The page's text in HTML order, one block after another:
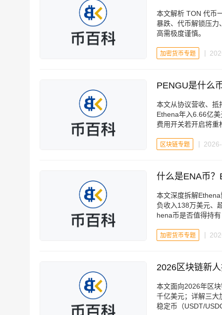
本文解析 TON 代币
暴跌、代币解锁压力
高需极度谨慎。
加密货币专题
PENGU是什么
本文从协议营收、抵
Ethena年入6.66亿
费用开关若开启将
区块链专题
什么是ENA币
本文深度拆解
负收入138万美元、
hena币是否值得持
加密货币专题
2026区块链新
本文面向2026年区
千亿美元；详解三
稳定币（USDT/